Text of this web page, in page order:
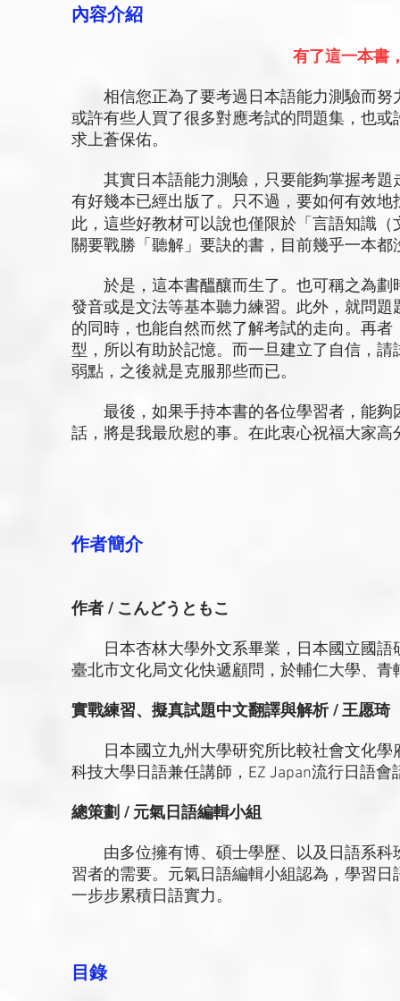
內容介紹
有了這一本書
相信您正為了要考過日本語能力測驗而努
或許有些人買了很多對應考試的問題集，也
求上蒼保佑。
其實日本語能力測驗，只要能夠掌握考題
有好幾本已經出版了。只不過，要如何有效
此，這些好教材可以說也僅限於「言語知識（
關要戰勝「聽解」要訣的書，目前幾乎一本都
於是，這本書醞釀而生了。也可稱之為劃
發音或是文法等基本聽力練習。此外，就問
的同時，也能自然而然了解考試的走向。再
型，所以有助於記憶。而一旦建立了自信，
弱點，之後就是克服那些而已。
最後，如果手持本書的各位學習者，能夠
話，將是我最欣慰的事。在此衷心祝福大家高
作者簡介
作者 / こんどうともこ
日本杏林大學外文系畢業，日本國立國語
臺北市文化局文化快遞顧問，於輔仁大學、青
實戰練習、擬真試題中文翻譯與解析 / 王愿琦
日本國立九州大學研究所比較社會文化學
科技大學日語兼任講師，EZ Japan流行日語會
總策劃 / 元氣日語編輯小組
由多位擁有博、碩士學歷、以及日語系科
習者的需要。元氣日語編輯小組認為，學習
一步步累積日語實力。
目錄